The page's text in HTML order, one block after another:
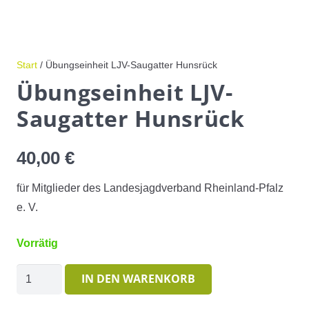
Start / Übungseinheit LJV-Saugatter Hunsrück
Übungseinheit LJV-
Saugatter Hunsrück
40,00 €
für Mitglieder des Landesjagdverband Rheinland-Pfalz
e. V.
Vorrätig
ÜbungseinheitIN DEN WARENKORB